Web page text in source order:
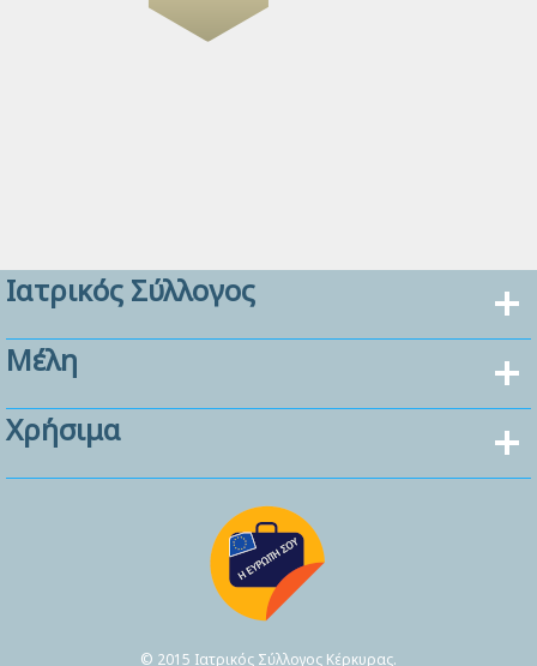
Ιατρικός Σύλλογος
Μέλη
Χρήσιμα
© 2015 Ιατρικός Σύλλογος Κέρκυρας.